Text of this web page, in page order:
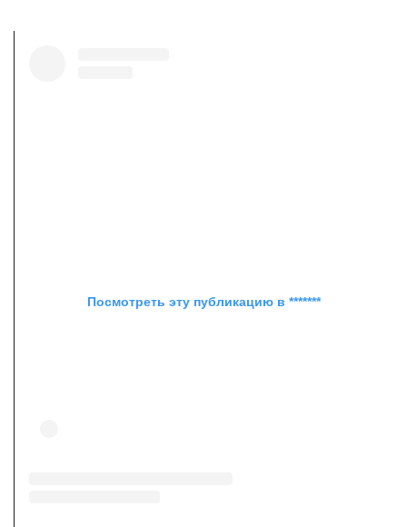
Посмотреть эту публикацию в *******